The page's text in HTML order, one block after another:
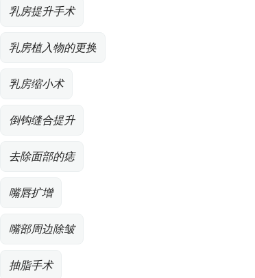
乳房提升手术
乳房植入物的更换
乳房缩小术
倒钩缝合提升
去除面部的痣
嘴唇扩增
嘴部周边除皱
抽脂手术